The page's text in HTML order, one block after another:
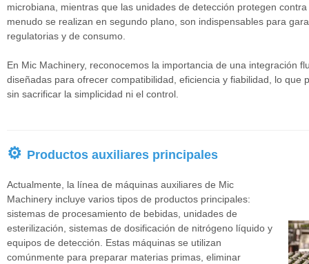
microbiana, mientras que las unidades de detección protegen
menudo se realizan en segundo plano, son indispensables para
regulatorias y de consumo.
En Mic Machinery, reconocemos la importancia de una integración
diseñadas para ofrecer compatibilidad, eficiencia y fiabilidad, lo
sin sacrificar la simplicidad ni el control.
⚙ Productos auxiliares principales
Actualmente, la línea de máquinas auxiliares de Mic
Machinery incluye varios tipos de productos principales:
sistemas de procesamiento de bebidas, unidades de
esterilización, sistemas de dosificación de nitrógeno líquido y
equipos de detección. Estas máquinas se utilizan
comúnmente para preparar materias primas, eliminar